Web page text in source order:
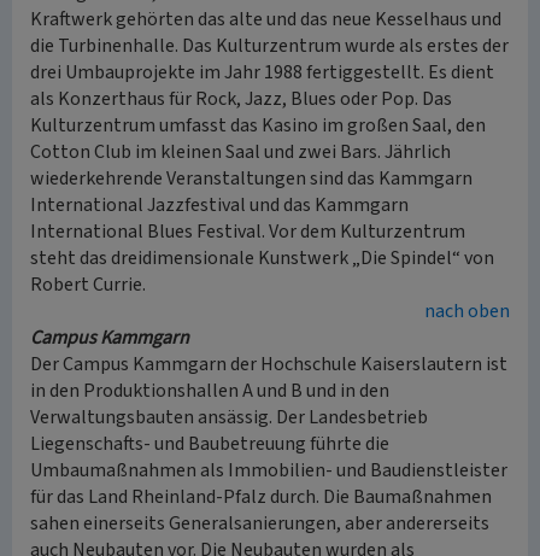
Kraftwerk gehörten das alte und das neue Kesselhaus und
die Turbinenhalle. Das Kulturzentrum wurde als erstes der
drei Umbauprojekte im Jahr 1988 fertiggestellt. Es dient
als Konzerthaus für Rock, Jazz, Blues oder Pop. Das
Kulturzentrum umfasst das Kasino im großen Saal, den
Cotton Club im kleinen Saal und zwei Bars. Jährlich
wiederkehrende Veranstaltungen sind das Kammgarn
International Jazzfestival und das Kammgarn
International Blues Festival. Vor dem Kulturzentrum
steht das dreidimensionale Kunstwerk „Die Spindel“ von
Robert Currie.
nach oben
Campus Kammgarn
Der Campus Kammgarn der Hochschule Kaiserslautern ist
in den Produktionshallen A und B und in den
Verwaltungsbauten ansässig. Der Landesbetrieb
Liegenschafts- und Baubetreuung führte die
Umbaumaßnahmen als Immobilien- und Baudienstleister
für das Land Rheinland-Pfalz durch. Die Baumaßnahmen
sahen einerseits Generalsanierungen, aber andererseits
auch Neubauten vor. Die Neubauten wurden als